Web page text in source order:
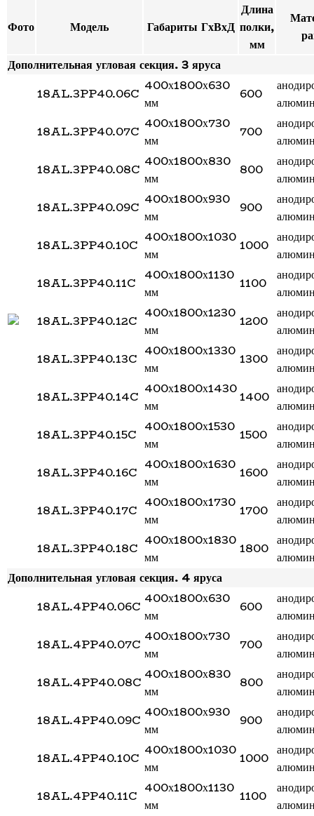
Фото Модель Габариты ГхВхД
Длина
полки,
мм
Дополнительная угловая секция. 3 яруса
18AL.3PP40.06C 400х1800х630
мм
600
18AL.3PP40.07C 400х1800х730
мм
700
18AL.3PP40.08C 400х1800х830
мм
800
18AL.3PP40.09C 400х1800х930
мм
900
18AL.3PP40.10C 400х1800х1030
мм
1000
18AL.3PP40.11C 400х1800х1130
мм
1100
18AL.3PP40.12C 400х1800х1230
мм
1200
18AL.3PP40.13C 400х1800х1330
мм
1300
18AL.3PP40.14C 400х1800х1430
мм
1400
18AL.3PP40.15C 400х1800х1530
мм
1500
18AL.3PP40.16C 400х1800х1630
мм
1600
18AL.3PP40.17C 400х1800х1730
мм
1700
18AL.3PP40.18C 400х1800х1830
мм
1800
Дополнительная угловая секция. 4 яруса
18AL.4PP40.06C 400х1800х630
мм
600
18AL.4PP40.07C 400х1800х730
мм
700
18AL.4PP40.08C 400х1800х830
мм
800
18AL.4PP40.09C 400х1800х930
мм
900
18AL.4PP40.10C 400х1800х1030
мм
1000
18AL.4PP40.11C 400х1800х1130
мм
1100